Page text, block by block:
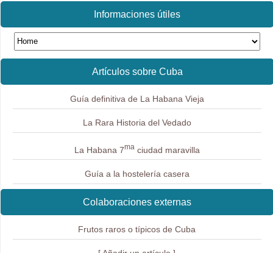
Informaciones útiles
Artículos sobre Cuba
Guía definitiva de La Habana Vieja
La Rara Historia del Vedado
La Habana 7maciudad maravilla
Guía a la hostelería casera
Colaboraciones externas
Frutos raros o típicos de Cuba